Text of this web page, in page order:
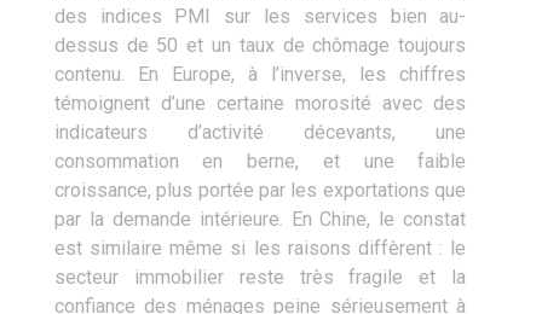
des indices PMI sur les services bien au-
dessus de 50 et un taux de chômage toujours
contenu. En Europe, à l’inverse, les chiffres
témoignent d’une certaine morosité avec des
indicateurs d’activité décevants, une
consommation en berne, et une faible
croissance, plus portée par les exportations que
par la demande intérieure. En Chine, le constat
est similaire même si les raisons diffèrent : le
secteur immobilier reste très fragile et la
confiance des ménages peine sérieusement à